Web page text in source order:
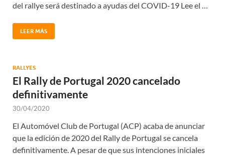
del rallye será destinado a ayudas del COVID-19 Lee el …
LEER MÁS
RALLYES
El Rally de Portugal 2020 cancelado
definitivamente
30/04/2020
El Automóvel Club de Portugal (ACP) acaba de anunciar
que la edición de 2020 del Rally de Portugal se cancela
definitivamente. A pesar de que sus intenciones iniciales